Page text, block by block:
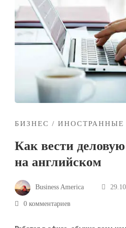
БИЗНЕС / ИНОСТРАННЫЕ
Как вести
на английском
Business America
0 комментариев